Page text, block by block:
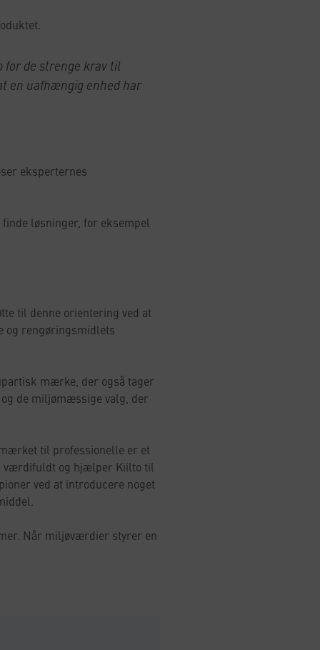
for de strenge krav til
en uafhængig enhed har
eksperternes
løsninger, for eksempel
til denne orientering ved at
og rengøringsmidlets
mærke, der også tager
de miljømæssige valg, der
til professionelle er et
værdifuldt og hjælper Kiilto til
ved at introducere noget
Når miljøværdier styrer en